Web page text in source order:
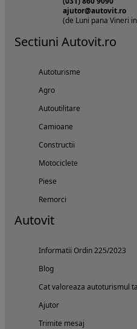
ajutor@autovit.ro
(de Luni pana Vineri
Sectiuni Autovit.ro
Autoturisme
Agro
Autoutilitare
Camioane
Constructii
Motociclete
Piese
Remorci
Autovit
Informatii Ordin 225/2023
Blog
Cat valoreaza autoturismul
Ajutor
Trimite mesaj